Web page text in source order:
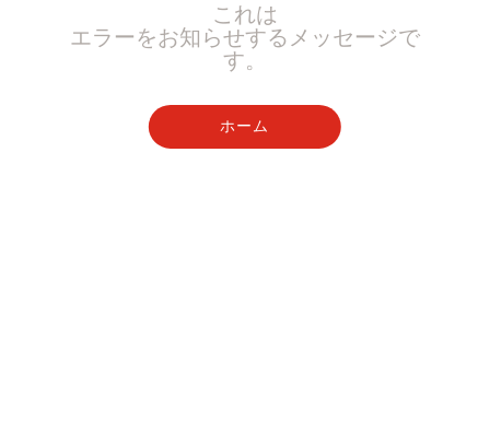
これは
エラーをお知らせするメッセージで
す。
ホーム